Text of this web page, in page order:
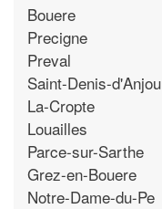
Bouere
Precigne
Preval
Saint-Denis-d'Anjou
La-Cropte
Louailles
Parce-sur-Sarthe
Grez-en-Bouere
Notre-Dame-du-Pe